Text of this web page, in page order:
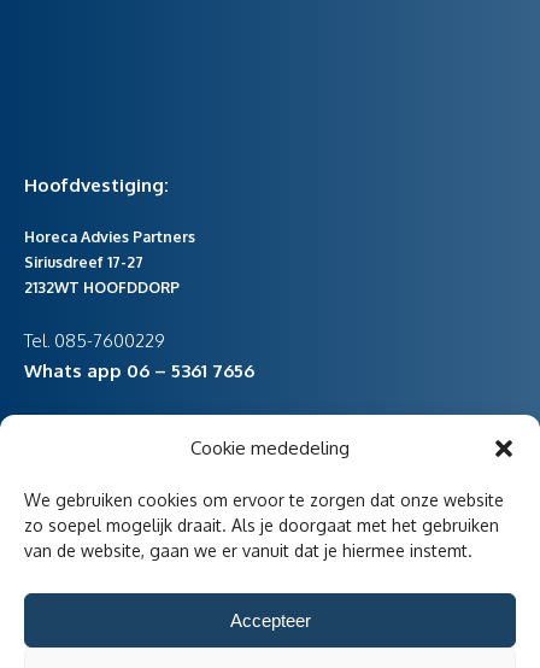
Cookie mededeling
We gebruiken cookies om ervoor te zorgen dat onze website
zo soepel mogelijk draait. Als je doorgaat met het gebruiken
van de website, gaan we er vanuit dat je hiermee instemt.
Accepteer
Hoofdvestiging:
Horeca Advies Partners
Siriusdreef 17-27
2132WT HOOFDDORP
Tel. 085-7600229
Whats app 06 – 5361 7656
Havenstraat 47